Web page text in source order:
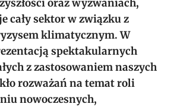
oraz wyzwaniach,
cały sektor w związku z
klimatycznym. W
spektakularnych
z zastosowaniem naszych
rozważań na temat roli
nowoczesnych,